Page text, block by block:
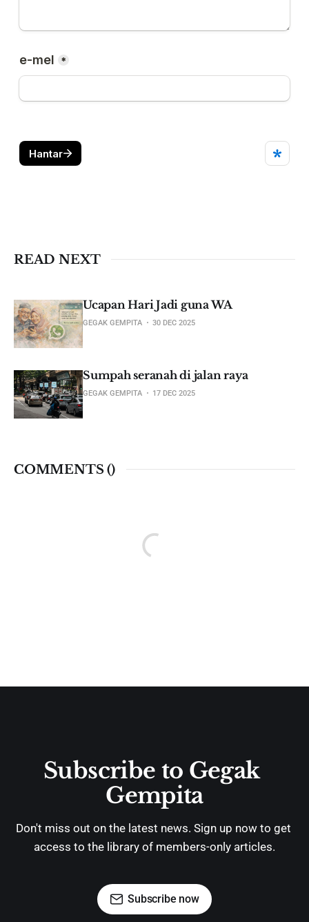
READ NEXT
Ucapan Hari Jadi guna WA
GEGAK GEMPITA 30 DEC 2025
Sumpah seranah di jalan raya
GEGAK GEMPITA 17 DEC 2025
COMMENTS ()
Subscribe to Gegak
Gempita
Don't miss out on the latest news. Sign up now to get
access to the library of members-only articles.
Subscribe now